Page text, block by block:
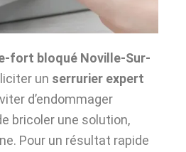
fort bloqué Noville-Sur-
un serrurier expert
d’endommager
bricoler une solution,
Pour un résultat rapide